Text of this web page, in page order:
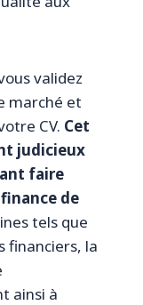
validez
marché et
CV. Cet
judicieux
faire
de
tels que
financiers, la
ainsi à